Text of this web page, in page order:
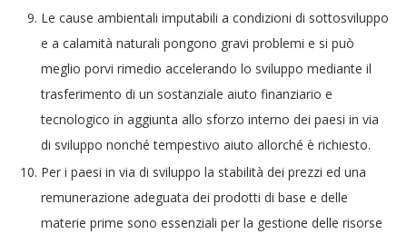
Le cause ambientali imputabili a condizioni di sottosviluppo
e a calamità naturali pongono gravi problemi e si può
meglio porvi rimedio accelerando lo sviluppo mediante il
trasferimento di un sostanziale aiuto finanziario e
tecnologico in aggiunta allo sforzo interno dei paesi in via
di sviluppo nonché tempestivo aiuto allorché è richiesto.
Per i paesi in via di sviluppo la stabilità dei prezzi ed una
remunerazione adeguata dei prodotti di base e delle
materie prime sono essenziali per la gestione delle risorse